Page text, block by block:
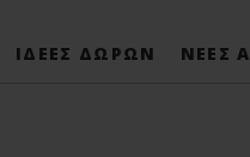
ΙΔΈΕΣ ΔΏΡΩΝ ΝΈΕΣ